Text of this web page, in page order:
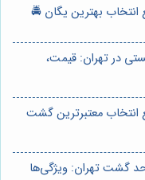
بهترین یگان 🚔
در تهران: قیمت،
انتخاب معتبرترین گشت
گشت تهران: ویژگی‌ها